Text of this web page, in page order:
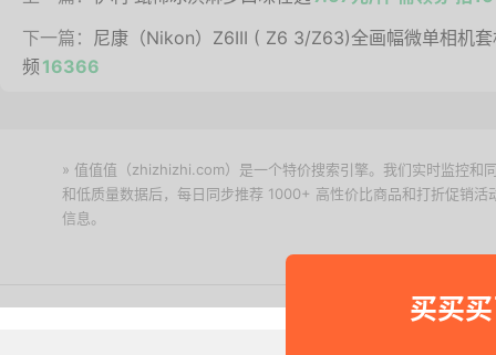
买买
下一篇： 尼康（Nikon）Z6III ( Z6 3/Z63)全画幅微单相机
频 16366
» 值值值（zhizhizhi.com）是一个特价搜索引擎。我们实时监控和
和低质量数据后，每日同步推荐 1000+ 高性价比商品和打折促销
信息。
Copyright © 2011-2026 网购